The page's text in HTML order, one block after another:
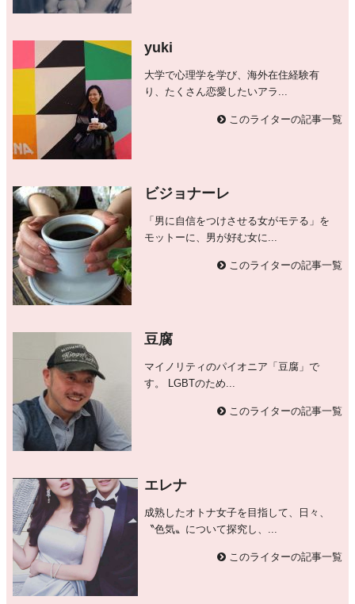
yuki
大学で心理学を学び、海外在住経験有
り、たくさん恋愛したいアラ...
このライターの記事一覧
ビジョナーレ
「男に自信をつけさせる女がモテる」を
モットーに、男が好む女に...
このライターの記事一覧
豆腐
マイノリティのパイオニア「豆腐」で
す。 LGBTのため...
このライターの記事一覧
エレナ
成熟したオトナ女子を目指して、日々、
〝色気〟について探究し、...
このライターの記事一覧